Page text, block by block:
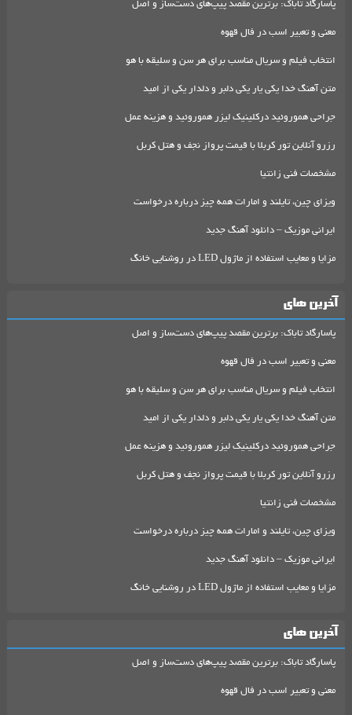
پاسارگاد تاباک: برترین مقصد پیپ‌های دست‌ساز و اصل
معنی و تعبیر اسب در فال قهوه
انتخاب فیلم و سریال مناسب برای هر سن و سلیقه با هو
متن آهنگ خدا یکی یار یکی دلبر و دلدار یکی از امید
جراحی هموروئید درکلینیک لیزر هموروئید و هزینه عمل
رزرو آنلاین تور کربلا با قیمت پرواز نجف و هتل کربل
مشخصات فنی زانتیا
ویزای چین، تایلند و امارات همه چیز درباره درخواست
ایرانی موزیک – دانلود آهنگ جدید
مزایا و معایب استفاده از ماژول LED در روشنایی خانگ
آخرین های
پاسارگاد تاباک: برترین مقصد پیپ‌های دست‌ساز و اصل
معنی و تعبیر اسب در فال قهوه
انتخاب فیلم و سریال مناسب برای هر سن و سلیقه با هو
متن آهنگ خدا یکی یار یکی دلبر و دلدار یکی از امید
جراحی هموروئید درکلینیک لیزر هموروئید و هزینه عمل
رزرو آنلاین تور کربلا با قیمت پرواز نجف و هتل کربل
مشخصات فنی زانتیا
ویزای چین، تایلند و امارات همه چیز درباره درخواست
ایرانی موزیک – دانلود آهنگ جدید
مزایا و معایب استفاده از ماژول LED در روشنایی خانگ
آخرین های
پاسارگاد تاباک: برترین مقصد پیپ‌های دست‌ساز و اصل
معنی و تعبیر اسب در فال قهوه